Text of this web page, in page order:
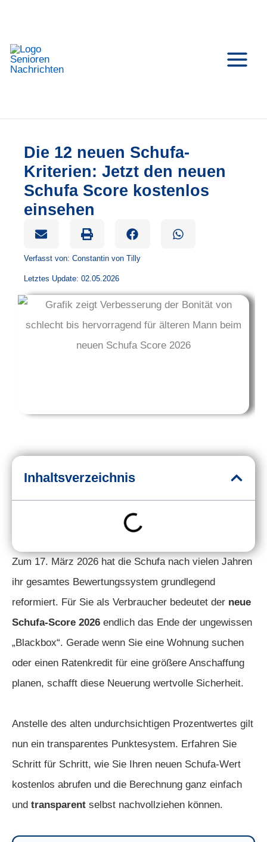
springen
Die 12 neuen Schufa-
Kriterien: Jetzt den neuen
Schufa Score kostenlos
einsehen
Verfasst von: Constantin von Tilly
Letztes Update: 02.05.2026
Inhaltsverzeichnis
Zum 17. März 2026 hat die Schufa nach vielen Jahren
ihr gesamtes Bewertungssystem grundlegend
reformiert. Für Sie als Verbraucher bedeutet der neue
Schufa-Score 2026 endlich das Ende der ungewissen
„Blackbox“. Gerade wenn Sie eine Wohnung suchen
oder einen Ratenkredit für eine größere Anschaffung
planen, schafft diese Neuerung wertvolle Sicherheit.
Anstelle des alten undurchsichtigen Prozentwertes gilt
nun ein transparentes Punktesystem. Erfahren Sie
Schritt für Schritt, wie Sie Ihren neuen Schufa-Wert
kostenlos abrufen und die Berechnung ganz einfach
und transparent selbst nachvollziehen können.